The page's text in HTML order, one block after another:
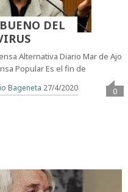
DEL
Alternativa Diario Mar de Ajo
Popular Es el fin de
Bageneta 27/4/2020 0